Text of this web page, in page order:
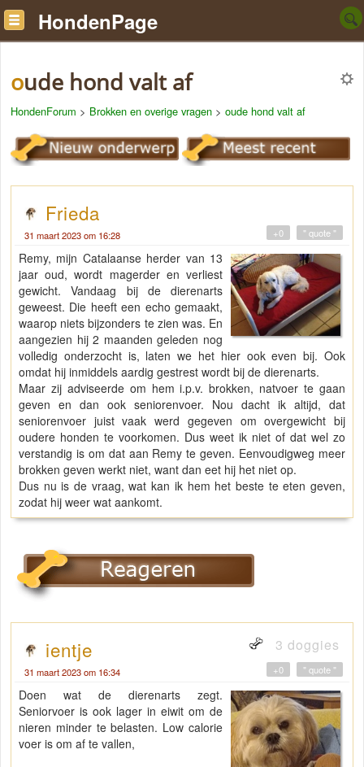
HondenPage
oude hond valt af
HondenForum > Brokken en overige vragen > oude hond valt af
Frieda
31 maart 2023 om 16:28 " quote "
+0
Remy, mijn Catalaanse herder van 13
jaar oud, wordt magerder en verliest
gewicht. Vandaag bij de dierenarts
geweest. Die heeft een echo gemaakt,
waarop niets bijzonders te zien was. En
aangezien hij 2 maanden geleden nog
volledig onderzocht is, laten we het hier ook even bij. Ook
omdat hij inmiddels aardig gestrest wordt bij de dierenarts.
Maar zij adviseerde om hem i.p.v. brokken, natvoer te gaan
geven en dan ook seniorenvoer. Nou dacht ik altijd, dat
seniorenvoer juist vaak werd gegeven om overgewicht bij
oudere honden te voorkomen. Dus weet ik niet of dat wel zo
verstandig is om dat aan Remy te geven. Eenvoudigweg meer
brokken geven werkt niet, want dan eet hij het niet op.
Dus nu is de vraag, wat kan ik hem het beste te eten geven,
zodat hij weer wat aankomt.
ientje 3 doggies
31 maart 2023 om 16:34 " quote "
+0
Doen wat de dierenarts zegt.
Seniorvoer is ook lager in eiwit om de
nieren minder te belasten. Low calorie
voer is om af te vallen,